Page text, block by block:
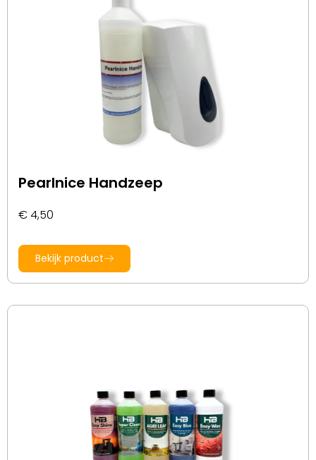
Pearlnice Handzeep
€4,50
Bekijk product